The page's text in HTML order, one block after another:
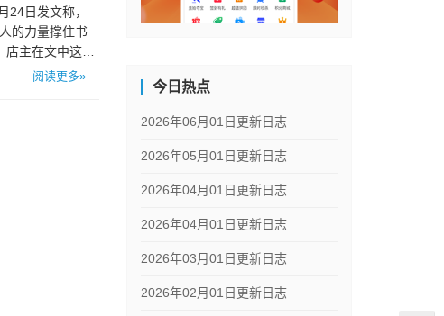
24日发文称，
的力量撑住书
主在文中这样
阅读更多»
今日热点
2026年06月01日更新日志
2026年05月01日更新日志
2026年04月01日更新日志
2026年04月01日更新日志
2026年03月01日更新日志
2026年02月01日更新日志